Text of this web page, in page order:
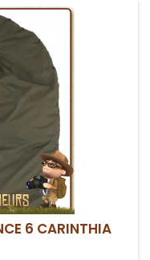
6 CARINTHIA